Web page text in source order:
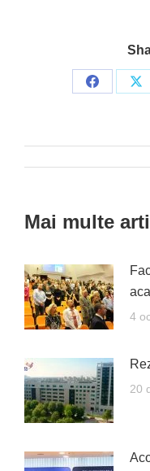
Share
Post
Mai multe
4
20